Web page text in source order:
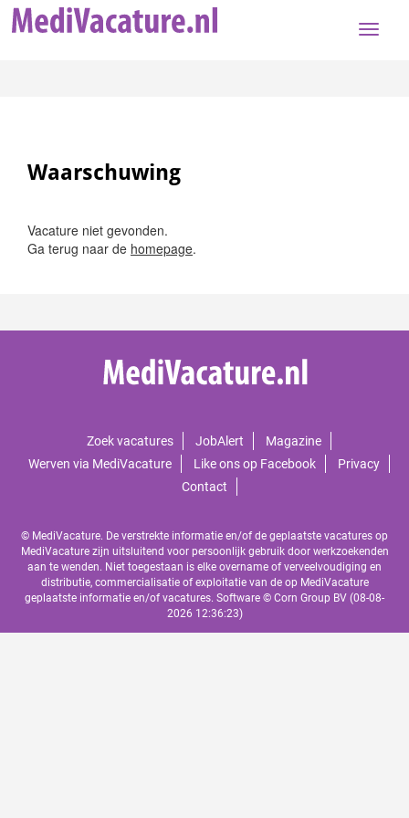
Toggle
Waarschuwing
Vacature niet gevonden.
Ga terug naar de homepage.
Zoek vacatures JobAlert
Magazine
Werven via MediVacature
Like ons op Facebook
Privacy
Contact
© MediVacature. De verstrekte informatie en/of de geplaatste vacatures op
MediVacature zijn uitsluitend voor persoonlijk gebruik door werkzoekenden
aan te wenden. Niet toegestaan is elke overname of verveelvoudiging en
distributie, commercialisatie of exploitatie van de op MediVacature
geplaatste informatie en/of vacatures. Software © Corn Group BV (08-08-
2026 12:36:23)